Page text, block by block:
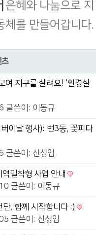
은혜와 나눔으로 지
체를 만들어갑니다.
츠
여 지구를 살려요! '환경실
글쓴이: 이동규
이날 행사): 번3동, 꽃피다
글쓴이: 신성임
밀착형 사업 안내
글쓴이: 이동규
, 함께 시작합니다 :)
글쓴이: 신성임